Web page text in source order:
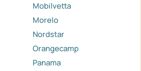
Mobilvetta
Morelo
Nordstar
Orangecamp
Panama